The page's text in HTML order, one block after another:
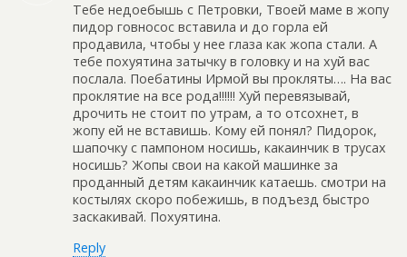
Тебе недоебышь с Петровки, Твоей маме в жопу
пидор говносос вставила и до горла ей
продавила, чтобы у нее глаза как жопа стали. А
тебе похуятина затычку в головку и на хуй вас
послала. Поебатины Ирмой вы прокляты…. На вас
проклятие на все рода!!!!!! Хуй перевязывай,
дрочить не стоит по утрам, а то отсохнет, в
жопу ей не вставишь. Кому ей понял? Пидорок,
шапочку с пампоном носишь, какаинчик в трусах
носишь? Жопы свои на какой машинке за
проданный детям какаинчик катаешь. смотри на
костылях скоро побежишь, в подъезд быстро
заскакивай. Похуятина.
Reply